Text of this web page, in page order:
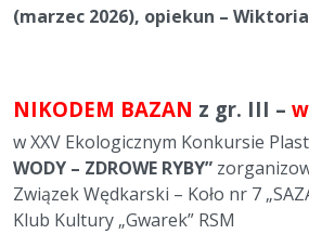
(marzec 2026), opiekun –
NIKODEM BAZAN z gr. III –
w XXV Ekologicznym Konkursie
WODY – ZDROWE RYBY”
Związek Wędkarski – Koło nr 7
Klub Kultury „Gwarek” RSM